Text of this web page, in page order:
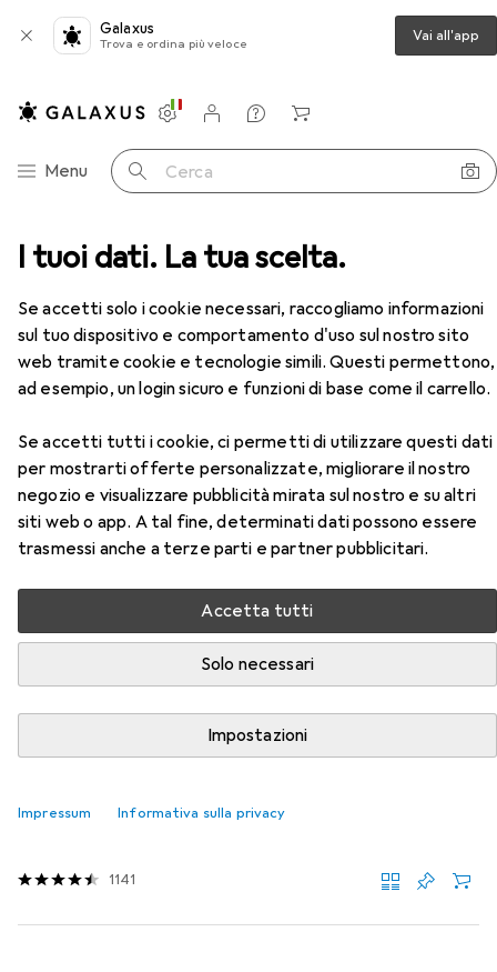
I tuoi dati. La tua scelta.
Se accetti solo i cookie necessari, raccogliamo informazioni
sul tuo dispositivo e comportamento d'uso sul nostro sito
web tramite cookie e tecnologie simili. Questi permettono,
ad esempio, un login sicuro e funzioni di base come il carrello.
Se accetti tutti i cookie, ci permetti di utilizzare questi dati
per mostrarti offerte personalizzate, migliorare il nostro
negozio e visualizzare pubblicità mirata sul nostro e su altri
siti web o app. A tal fine, determinati dati possono essere
trasmessi anche a terze parti e partner pubblicitari.
Accetta tutti
Solo necessari
Impostazioni
Impressum Informativa sulla privacy
Galaxus
Trova e ordina più veloce Vai all'app
Categoria Navigazione
Menu Cerca
Impostazioni
Conto cliente
Liste di confronto
Liste dei desideri
Carrello
+ Scanner Stampa Toner Xerox Q7551X
EUR
60,80 anzichéEUR
64,25
XeroxQ7551X
FC
Accessori per Xerox Q7551X
Qui trovi accessori adatti per il prodotto Xerox Q7551X
della categoria Carta.
Rilevanza
Elenco dei prodotti
SCONTO SULLA QUANTITÀ
HPCasa e ufficio
1141